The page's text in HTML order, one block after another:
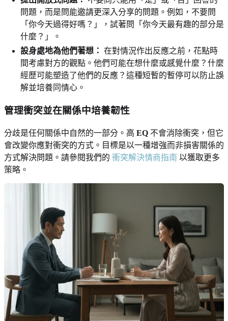
問題，而是問能邀請更深入分享的問題。例如，不要問
「你今天過得好嗎？」，試著問「你今天最有趣的部分是
什麼？」。
設身處地為他們著想： 在對情況作出反應之前，花點時
間考慮對方的觀點。他們可能在想什麼或感覺什麼？什麼
經歷可能塑造了他們的反應？這種短暫的暫停可以防止誤
解並培養同情心。
管理衝突並在關係中培養韌性
分歧是任何關係中自然的一部分。高 EQ 不會消除衝突，但它
會改變你應對衝突的方式。目標是以一種增強而非損害關係的
方式解決問題。請參閱我們的 衝突解決情商指南 以獲取更多
策略。